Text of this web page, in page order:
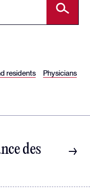
residents
Physicians
des